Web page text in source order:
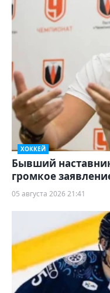
ХОККЕЙ
Бывший
громкое
05 августа 2026 21:41